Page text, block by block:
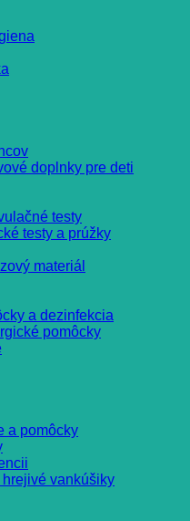
doplnky pre deti
testy
testy a prúžky
materiál
a dezinfekcia
pomôcky
a pomôcky
hrejivé vankúšiky